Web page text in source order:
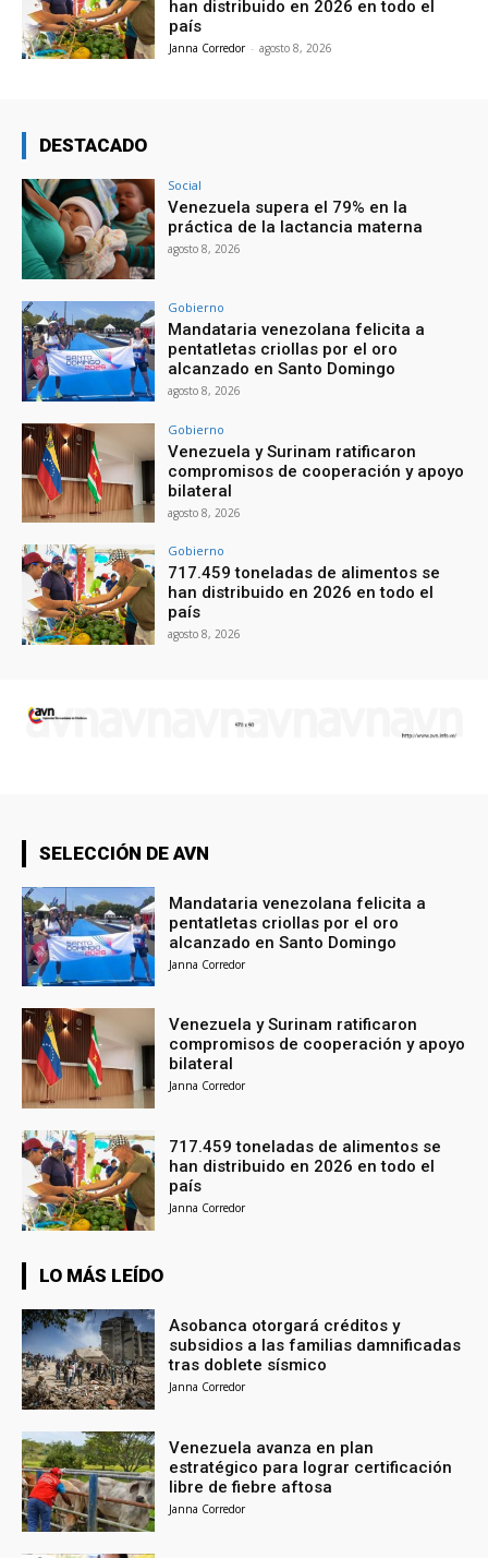
han distribuido en 2026 en todo el
país
Janna Corredor - agosto 8, 2026
DESTACADO
Social
Venezuela supera el 79% en la
práctica de la lactancia materna
agosto 8, 2026
Gobierno
Mandataria venezolana felicita a
pentatletas criollas por el oro
alcanzado en Santo Domingo
agosto 8, 2026
Gobierno
Venezuela y Surinam ratificaron
compromisos de cooperación y apoyo
bilateral
agosto 8, 2026
Gobierno
717.459 toneladas de alimentos se
han distribuido en 2026 en todo el
país
agosto 8, 2026
SELECCIÓN DE AVN
Mandataria venezolana felicita a
pentatletas criollas por el oro
alcanzado en Santo Domingo
Janna Corredor
Venezuela y Surinam ratificaron
compromisos de cooperación y apoyo
bilateral
Janna Corredor
717.459 toneladas de alimentos se
han distribuido en 2026 en todo el
país
Janna Corredor
LO MÁS LEÍDO
Asobanca otorgará créditos y
subsidios a las familias damnificadas
tras doblete sísmico
Janna Corredor
Venezuela avanza en plan
estratégico para lograr certificación
libre de fiebre aftosa
Janna Corredor